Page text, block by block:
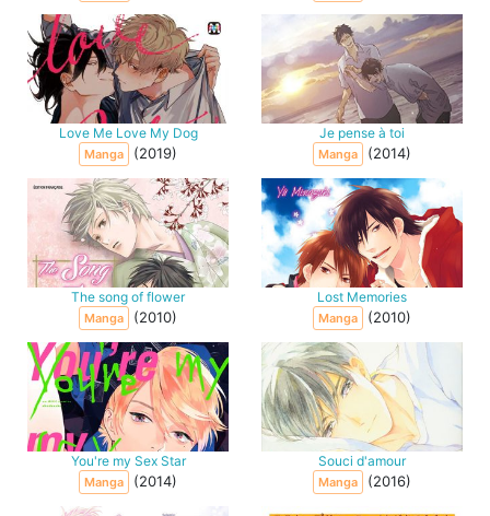
Love Me Love My Dog
Manga (2019)
Je pense à toi
Manga (2014)
The song of flower
Manga (2010)
Lost Memories
Manga (2010)
You're my Sex Star
Manga (2014)
Souci d'amour
Manga (2016)